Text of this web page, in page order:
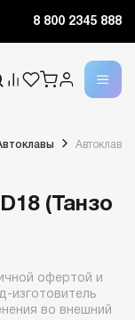
8 800 2345 888
Автоклав
(Танзо
офертой и
изготовитель
во внешний